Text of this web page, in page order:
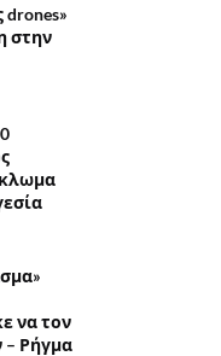
στην
να τον
– Ρήγμα